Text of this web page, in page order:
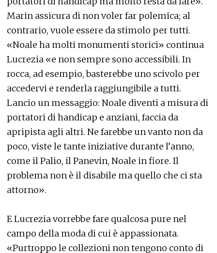
Marin assicura di non voler far polemica; al
contrario, vuole essere da stimolo per tutti.
«Noale ha molti monumenti storici» continua
Lucrezia «e non sempre sono accessibili. In
rocca, ad esempio, basterebbe uno scivolo per
accedervi e renderla raggiungibile a tutti.
Lancio un messaggio: Noale diventi a misura di
portatori di handicap e anziani, faccia da
apripista agli altri. Ne farebbe un vanto non da
poco, viste le tante iniziative durante l’anno,
come il Palio, il Panevin, Noale in fiore. Il
problema non è il disabile ma quello che ci sta
attorno».
E Lucrezia vorrebbe fare qualcosa pure nel
campo della moda di cui è appassionata.
«Purtroppo le collezioni non tengono conto di